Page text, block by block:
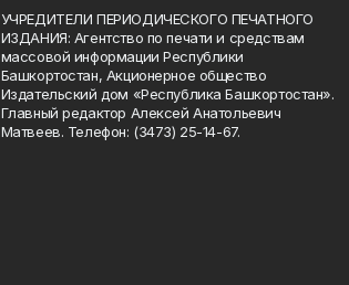
УЧРЕДИТЕЛИ ПЕРИОДИЧЕСКОГО ПЕЧАТНОГО
ИЗДАНИЯ: Агентство по печати и средствам
массовой информации Республики
Башкортостан, Акционерное общество
Издательский дом «Республика Башкортостан».
Главный редактор Алексей Анатольевич
Матвеев. Телефон: (3473) 25-14-67.